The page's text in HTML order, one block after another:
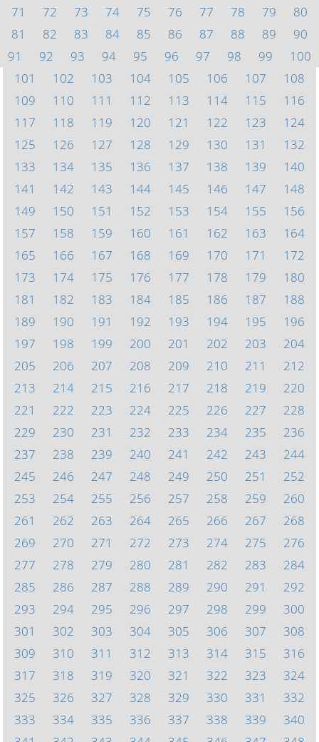
71
72 73 74 75 76 77 78 79
80
81
82 83 84 85 86 87 88 89
90
91
92 93 94 95 96 97 98 99
100
101
102 103 104 105 106 107
108
109
110 111 112 113 114 115
116
117
118 119 120 121 122 123
124
125
126 127 128 129 130 131
132
133
134 135 136 137 138 139
140
141
142 143 144 145 146 147
148
149
150 151 152 153 154 155
156
157
158 159 160 161 162 163
164
165
166 167 168 169 170 171
172
173
174 175 176 177 178 179
180
181
182 183 184 185 186 187
188
189
190 191 192 193 194 195
196
197
198 199 200 201 202 203
204
205
206 207 208 209 210 211
212
213
214 215 216 217 218 219
220
221
222 223 224 225 226 227
228
229
230 231 232 233 234 235
236
237
238 239 240 241 242 243
244
245
246 247 248 249 250 251
252
253
254 255 256 257 258 259
260
261
262 263 264 265 266 267
268
269
270 271 272 273 274 275
276
277
278 279 280 281 282 283
284
285
286 287 288 289 290 291
292
293
294 295 296 297 298 299
300
301
302 303 304 305 306 307
308
309
310 311 312 313 314 315
316
317
318 319 320 321 322 323
324
325
326 327 328 329 330 331
332
333
334 335 336 337 338 339
340